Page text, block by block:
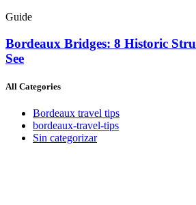
Guide
Bordeaux Bridges: 8 Historic
See
All Categories
Bordeaux travel tips
bordeaux-travel-tips
Sin categorizar